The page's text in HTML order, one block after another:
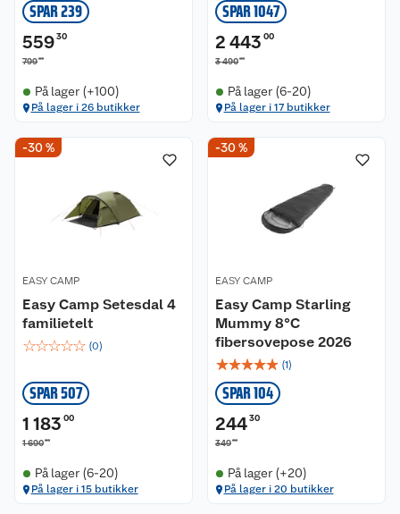
SPAR 239
55930
79900
På lager (+100)
På lager i 26 butikker
SPAR 1047
2 443 00
3 49000
På lager (6-20)
På lager i 17 butikker
-30 %
EASY CAMP
Easy Camp Setesdal 4
familietelt
☆☆☆☆☆ (0)
SPAR 507
1 183 00
1 69000
På lager (6-20)
På lager i 15 butikker
-30 %
EASY CAMP
Easy Camp Starling
Mummy 8°C
fibersovepose 2026
☆☆☆☆☆ (1)
SPAR 104
24430
34900
På lager (+20)
På lager i 20 butikker